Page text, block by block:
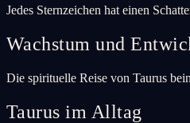
Jedes Sternzeichen hat einen
Wachstum und
Die spirituelle Reise von Taurus
Taurus im Alltag